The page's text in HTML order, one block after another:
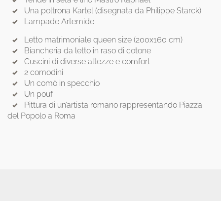
Una poltrona Kartel (disegnata da Philippe Starck)
Lampade Artemide
Letto matrimoniale queen size (200x160 cm)
Biancheria da letto in raso di cotone
Cuscini di diverse altezze e comfort
2 comodini
Un comò in specchio
Un pouf
Pittura di un’artista romano rappresentando Piazza
del Popolo a Roma